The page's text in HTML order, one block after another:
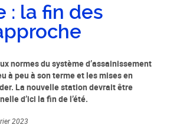
: la fin des
normes du système d’assainissement
à peu à son terme et les mises en
La nouvelle station devrait être
d’ici la fin de l’été.
2023